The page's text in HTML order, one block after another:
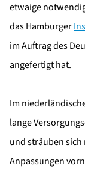
etwaige
das Hamburger
im Auftrag des
angefertigt hat.
Im
lange
und sträuben
Anpassungen